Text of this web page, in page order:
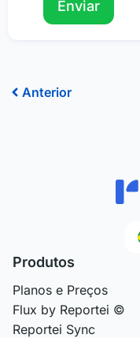
Anterior
Anterior
Produtos
Planos e Preços
Flux by Reportei ©
Reportei Sync